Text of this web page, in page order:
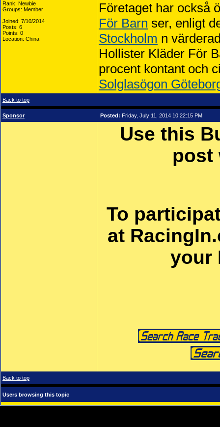
Rank: Newbie
Groups: Member
Joined: 7/10/2014
Posts: 6
Points: 0
Location: China
Företaget har också
För Barn ser, enligt
Stockholm n
Hollister Kläder För
procent kontant och
Solglasögon
Back to top
Sponsor Posted: Friday, July 11, 2014 10:22:15 PM
Use this
To
at
your
Back to top
Users browsing this topic